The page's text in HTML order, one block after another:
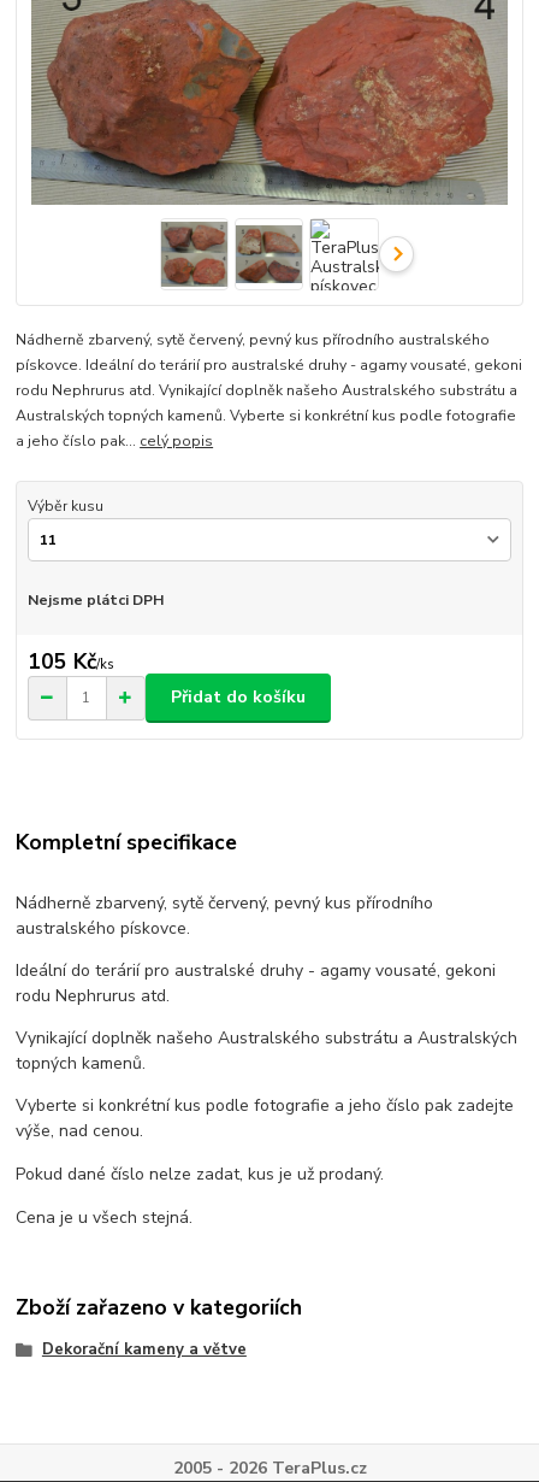
Nádherně zbarvený, sytě červený, pevný kus přírodního australského
pískovce. Ideální do terárií pro australské druhy - agamy vousaté, gekoni
rodu Nephrurus atd. Vynikající doplněk našeho Australského substrátu a
Australských topných kamenů. Vyberte si konkrétní kus podle fotografie
a jeho číslo pak... celý popis
Výběr kusu
Nejsme plátci DPH
105 Kč/ks
Přidat do košíku
Kompletní specifikace
Nádherně zbarvený, sytě červený, pevný kus přírodního
australského pískovce.
Ideální do terárií pro australské druhy - agamy vousaté, gekoni
rodu Nephrurus atd.
Vynikající doplněk našeho Australského substrátu a Australských
topných kamenů.
Vyberte si konkrétní kus podle fotografie a jeho číslo pak zadejte
výše, nad cenou.
Pokud dané číslo nelze zadat, kus je už prodaný.
Cena je u všech stejná.
Zboží zařazeno v kategoriích
Dekorační kameny a větve
2005 - 2026 TeraPlus.cz